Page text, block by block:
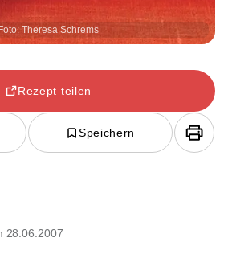
Foto: Theresa Schrems
Rezept teilen
Speichern
28.06.2007